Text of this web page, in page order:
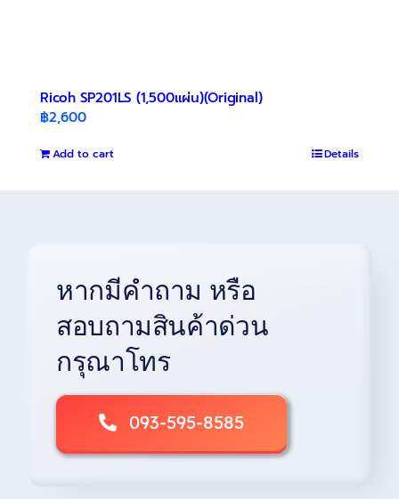
Ricoh SP201LS (1,500แผ่น)(Original)
฿2,600
Add to cart Details
หากมีคำถาม หรือ
สอบถามสินค้าด่วน
กรุณาโทร
093-595-8585